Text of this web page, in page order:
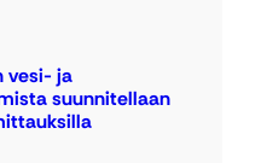
vesi- ja
suunnitellaan